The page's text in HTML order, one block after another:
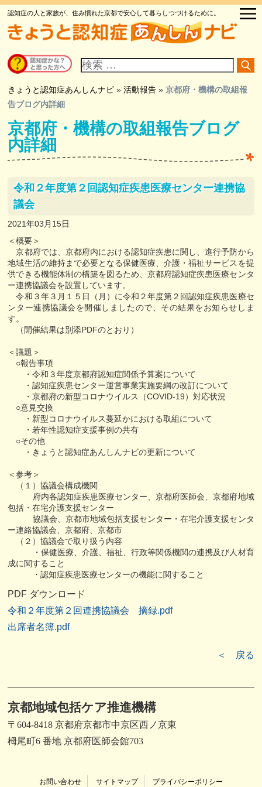
認知症の人と家族が、住み慣れた京都で安心して暮らしつづけるために。
イ
ト
検
索
きょうと認知症あんしんナビ »活動報告 »京都府・機構の取組報
告ブログ内詳細
京都府・機構の取組報告ブログ
内詳細
令和２年度第２回認知症疾患医療センター連携協
議会
2021年03月15日
＜概要＞
京都府では、京都府内における認知症疾患に関し、進行予防から
地域生活の維持まで必要となる保健医療、介護・福祉サービスを提
供できる機能体制の構築を図るため、京都府認知症疾患医療センタ
ー連携協議会を設置しています。
令和３年３月１５日（月）に令和２年度第２回認知症疾患医療セ
ンター連携協議会を開催しましたので、その結果をお知らせしま
す。
（開催結果は別添PDFのとおり）
＜議題＞
○報告事項
・令和３年度京都府認知症関係予算案について
・認知症疾患センター運営事業実施要綱の改訂について
・京都府の新型コロナウイルス（COVID-19）対応状況
○意見交換
・新型コロナウイルス蔓延かにおける取組について
・若年性認知症支援事例の共有
○その他
・きょうと認知症あんしんナビの更新について
＜参考＞
（１）協議会構成機関
府内各認知症疾患医療センター、京都府医師会、京都府地域
包括・在宅介護支援センター
協議会、京都市地域包括支援センター・在宅介護支援センタ
ー連絡協議会、京都府、京都市
（２）協議会で取り扱う内容
・保健医療、介護、福祉、行政等関係機関の連携及び人材育
成に関すること
・認知症疾患医療センターの機能に関すること
PDF ダウンロード
令和２年度第２回連携協議会 摘録.pdf
出席者名簿.pdf
＜ 戻る
京都地域包括ケア推進機構
〒604-8418 京都府京都市中京区西ノ京東
栂尾町6 番地 京都府医師会館703
お問い合わせ サイトマップ プライバシーポリシー